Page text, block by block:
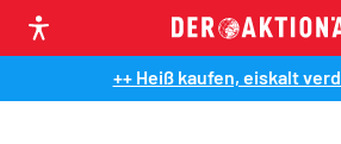
++ Heiß kaufen, eiskalt